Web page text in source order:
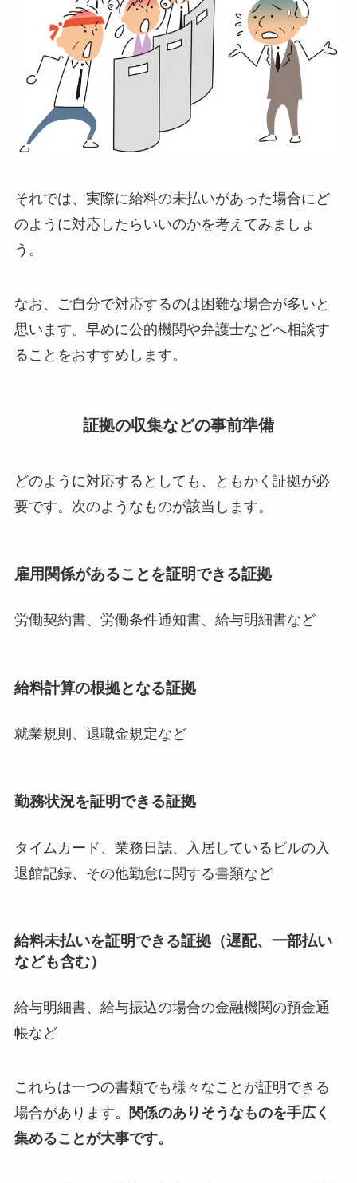
それでは、実際に給料の未払いがあった場合にど
のように対応したらいいのかを考えてみましょ
う。
なお、ご自分で対応するのは困難な場合が多いと
思います。早めに公的機関や弁護士などへ相談す
ることをおすすめします。
証拠の収集などの事前準備
どのように対応するとしても、ともかく証拠が必
要です。次のようなものが該当します。
雇用関係があることを証明できる証拠
労働契約書、労働条件通知書、給与明細書など
給料計算の根拠となる証拠
就業規則、退職金規定など
勤務状況を証明できる証拠
タイムカード、業務日誌、入居しているビルの入
退館記録、その他勤怠に関する書類など
給料未払いを証明できる証拠（遅配、一部払い
なども含む）
給与明細書、給与振込の場合の金融機関の預金通
帳など
これらは一つの書類でも様々なことが証明できる
場合があります。
関係のありそうなものを手広く
集めることが大事です。